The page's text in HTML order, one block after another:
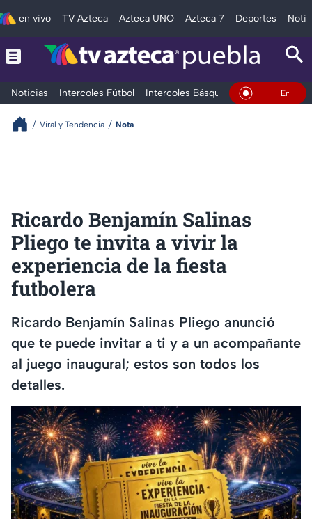
en vivo TV Azteca Azteca UNO Azteca 7 Deportes
Noticias Intercoles Fútbol Intercoles Básquetbol Deportes
En Vivo
Viral y Tendencia Nota
Ricardo Benjamín Salinas
Pliego te invita a vivir la
experiencia de la fiesta
futbolera
Ricardo Benjamín Salinas Pliego anunció
que te puede invitar a ti y a un acompañante
al juego inaugural; estos son todos los
detalles.